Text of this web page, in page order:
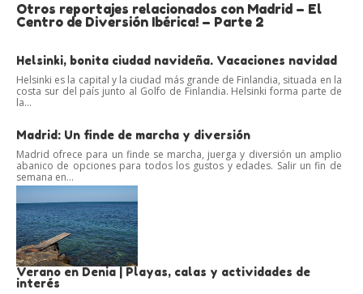
Otros reportajes relacionados con Madrid – El
Centro de Diversión Ibérica! – Parte 2
Helsinki, bonita ciudad navideña. Vacaciones navidad
Helsinki es la capital y la ciudad más grande de Finlandia, situada en la
costa sur del país junto al Golfo de Finlandia. Helsinki forma parte de
la...
Madrid: Un finde de marcha y diversión
Madrid ofrece para un finde se marcha, juerga y diversión un amplio
abanico de opciones para todos los gustos y edades. Salir un fin de
semana en...
Verano en Denia | Playas, calas y actividades de
interés